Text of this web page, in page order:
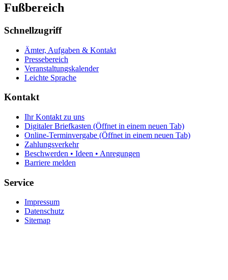
Fußbereich
Schnellzugriff
Ämter, Aufgaben & Kontakt
Pressebereich
Veranstaltungskalender
Leichte Sprache
Kontakt
Ihr Kontakt zu uns
Digitaler Briefkasten (Öffnet in einem neuen Tab)
Online-Terminvergabe (Öffnet in einem neuen Tab)
Zahlungsverkehr
Beschwerden • Ideen • Anregungen
Barriere melden
Service
Impressum
Datenschutz
Sitemap